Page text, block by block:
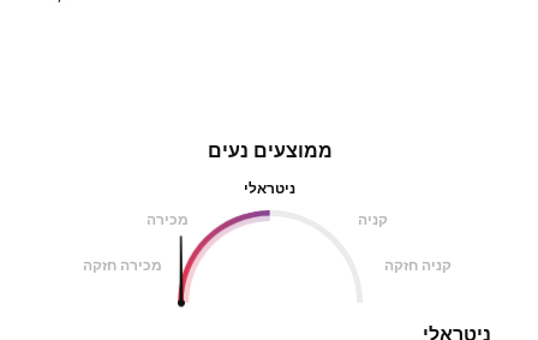
ממוצעים נעים
ניטראלי
מכירה
קניה
מכירה חזקה קניה חזקה
ניטראלי